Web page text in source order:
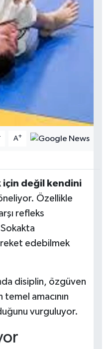
A+
için değil kendini
Özellikle
refleks
edebilmek
disiplin, özgüven
amacının
vurguluyor.